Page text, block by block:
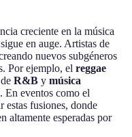
creciente en la música
en auge. Artistas de
nuevos subgéneros
Por ejemplo, el reggae
R&B y música
En eventos como el
estas fusiones, donde
altamente esperadas por